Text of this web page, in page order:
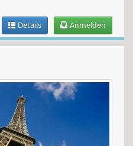
Anmelden
Details